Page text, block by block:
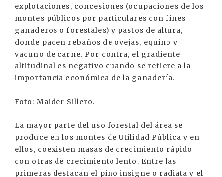
explotaciones, concesiones (ocupaciones de los
montes públicos por particulares con fines
ganaderos o forestales) y pastos de altura,
donde pacen rebaños de ovejas, equino y
vacuno de carne. Por contra, el gradiente
altitudinal es negativo cuando se refiere a la
importancia económica de la ganadería.
Foto: Maider Sillero.
La mayor parte del uso forestal del área se
produce en los montes de Utilidad Pública y en
ellos, coexisten masas de crecimiento rápido
con otras de crecimiento lento. Entre las
primeras destacan el pino insigne o radiata y el